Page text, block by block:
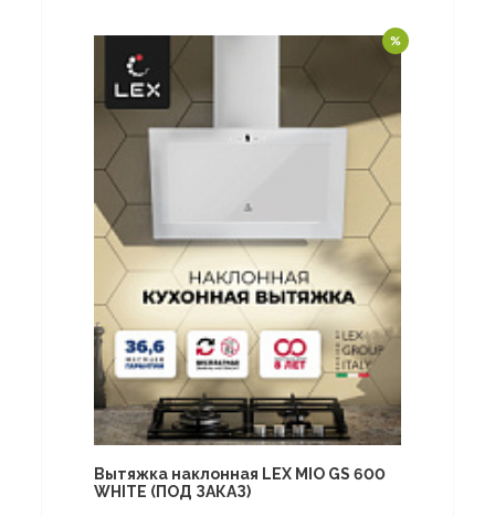
Вытяжка наклонная LEX MIO GS 600
WHITE (ПОД ЗАКАЗ)